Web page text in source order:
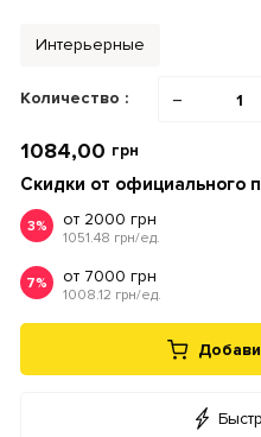
Интерьерные
Количество : −
1084,00 грн
Скидки от официального
3% от 2000 грн
1051.48 грн/ед.
7% от 7000 грн
1008.12 грн/ед.